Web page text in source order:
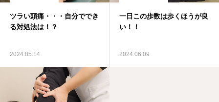
ツラい頭痛・・・自分ででき
る対処法は！？
2024.05.14
一日この歩数は歩くほうが良
い！！
2024.06.09